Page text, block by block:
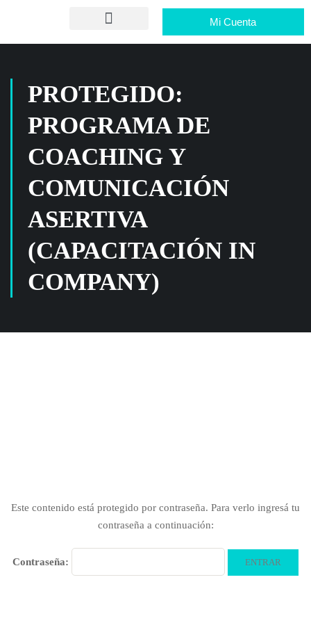
Mi Cuenta
PROTEGIDO:
PROGRAMA DE
COACHING Y
COMUNICACIÓN
ASERTIVA
(CAPACITACIÓN IN
COMPANY)
Este contenido está protegido por contraseña. Para verlo ingresá tu
contraseña a continuación:
Contraseña: